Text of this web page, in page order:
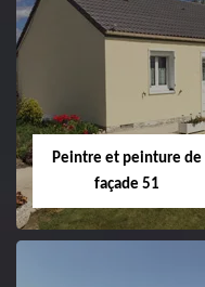
Peintre intérieur
Peintre et peinture de
façade 51